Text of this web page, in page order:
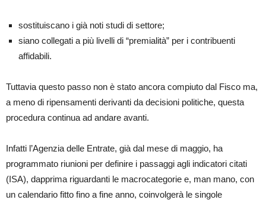
sostituiscano i già noti studi di settore;
siano collegati a più livelli di “premialità” per i contribuenti
affidabili.
Tuttavia questo passo non è stato ancora compiuto dal Fisco ma,
a meno di ripensamenti derivanti da decisioni politiche, questa
procedura continua ad andare avanti.
Infatti l’Agenzia delle Entrate, già dal mese di maggio, ha
programmato riunioni per definire i passaggi agli indicatori citati
(ISA), dapprima riguardanti le macrocategorie e, man mano, con
un calendario fitto fino a fine anno, coinvolgerà le singole